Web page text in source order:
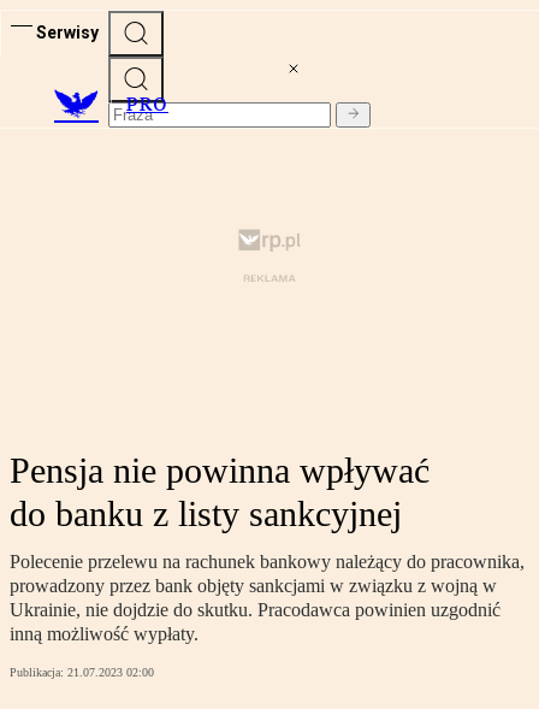
Serwisy
PRO
Pensja nie powinna wpływać
do banku z listy sankcyjnej
Polecenie przelewu na rachunek bankowy należący do pracownika,
prowadzony przez bank objęty sankcjami w związku z wojną w
Ukrainie, nie dojdzie do skutku. Pracodawca powinien uzgodnić
inną możliwość wypłaty.
Publikacja: 21.07.2023 02:00